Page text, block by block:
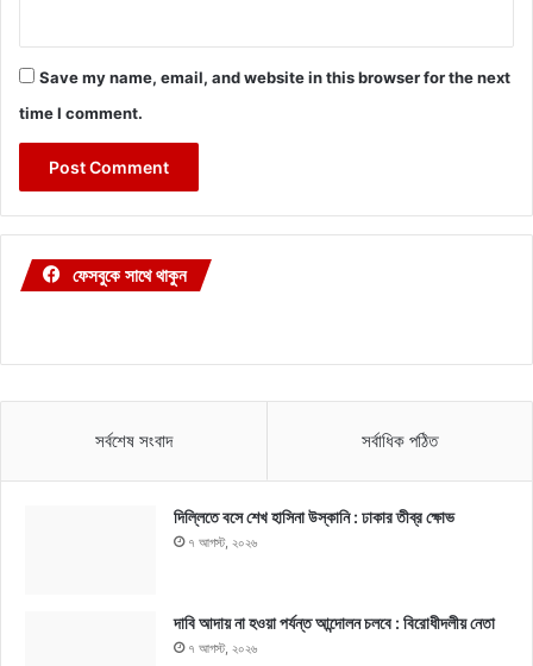
Save my name, email, and website in this browser for the next
time I comment.
ফেসবুকে সাথে থাকুন
সর্বশেষ সংবাদ সর্বাধিক পঠিত
দিল্লিতে বসে শেখ হাসিনা উস্কানি : ঢাকার তীব্র ক্ষোভ
৭ আগস্ট, ২০২৬
দাবি আদায় না হওয়া পর্যন্ত আন্দোলন চলবে : বিরোধীদলীয় নেতা
৭ আগস্ট, ২০২৬